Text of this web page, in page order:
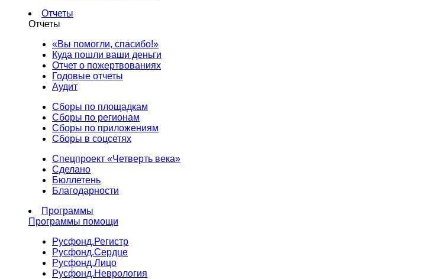
Отчеты
Отчеты
«Вы помогли, спасибо!»
Куда пошли ваши деньги
Отчет о пожертвованиях
Годовые отчеты
Аудит
Сборы по площадкам
Сборы по регионам
Сборы по приложениям
Сборы в соцсетях
Спецпроект «Четверть века»
Сделано
Бюллетень
Благодарности
Программы
Программы помощи
Русфонд.Регистр
Русфонд.Сердце
Русфонд.Лицо
Русфонд.Неврология